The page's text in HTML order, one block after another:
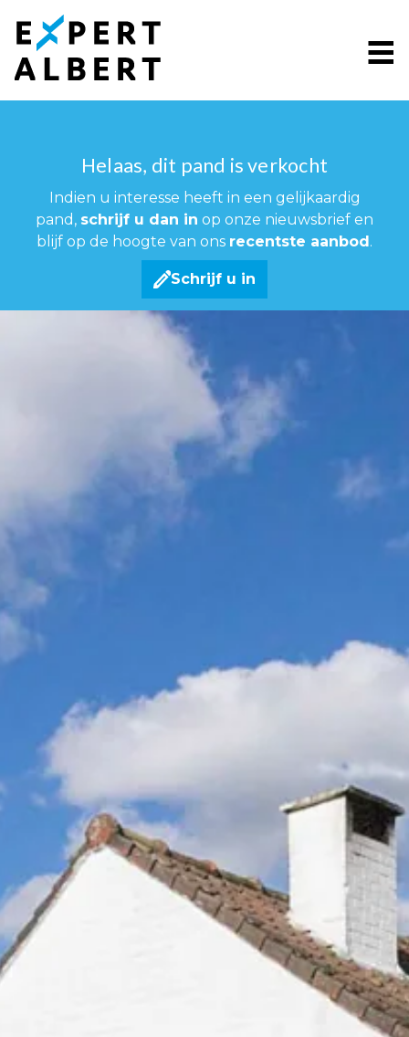
Menu overslaan en naar de inhoud gaan
Helaas, dit pand is verkocht
Indien u interesse heeft in een gelijkaardig
pand, schrijf u dan in op onze nieuwsbrief en
blijf op de hoogte van ons recentste aanbod.
Schrijf u in